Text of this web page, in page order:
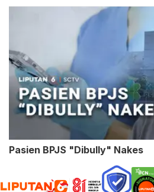
Pasien BPJS "Dibully" Nakes